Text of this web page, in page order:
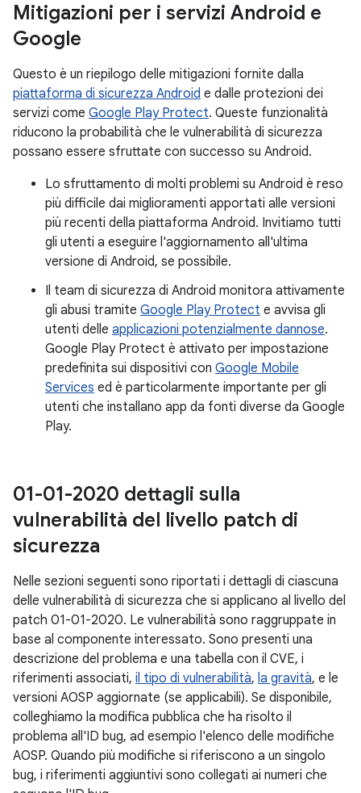
Mitigazioni per i servizi Android e
Google
Questo è un riepilogo delle mitigazioni fornite dalla
piattaforma di sicurezza Android e dalle protezioni dei
servizi come Google Play Protect. Queste funzionalità
riducono la probabilità che le vulnerabilità di sicurezza
possano essere sfruttate con successo su Android.
Lo sfruttamento di molti problemi su Android è reso
più difficile dai miglioramenti apportati alle versioni
più recenti della piattaforma Android. Invitiamo tutti
gli utenti a eseguire l'aggiornamento all'ultima
versione di Android, se possibile.
Il team di sicurezza di Android monitora attivamente
gli abusi tramite Google Play Protect e avvisa gli
utenti delle applicazioni potenzialmente dannose.
Google Play Protect è attivato per impostazione
predefinita sui dispositivi con Google Mobile
Services ed è particolarmente importante per gli
utenti che installano app da fonti diverse da Google
Play.
01-01-2020 dettagli sulla
vulnerabilità del livello patch di
sicurezza
Nelle sezioni seguenti sono riportati i dettagli di ciascuna
delle vulnerabilità di sicurezza che si applicano al livello del
patch 01-01-2020. Le vulnerabilità sono raggruppate in
base al componente interessato. Sono presenti una
descrizione del problema e una tabella con il CVE, i
riferimenti associati, il tipo di vulnerabilità, la gravità, e le
versioni AOSP aggiornate (se applicabili). Se disponibile,
colleghiamo la modifica pubblica che ha risolto il
problema all'ID bug, ad esempio l'elenco delle modifiche
AOSP. Quando più modifiche si riferiscono a un singolo
bug, i riferimenti aggiuntivi sono collegati ai numeri che